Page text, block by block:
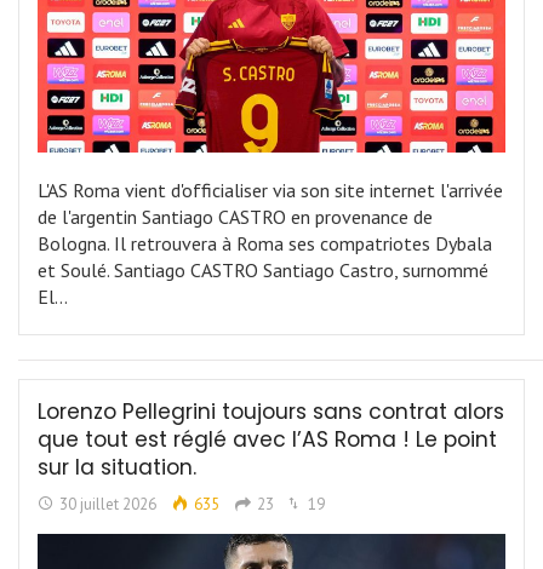
L'AS Roma vient d'officialiser via son site internet l'arrivée
de l'argentin Santiago CASTRO en provenance de
Bologna. Il retrouvera à Roma ses compatriotes Dybala
et Soulé. Santiago CASTRO Santiago Castro, surnommé
El…
Lorenzo Pellegrini toujours sans contrat alors
que tout est réglé avec l’AS Roma ! Le point
sur la situation.
30 juillet 2026 635 23 19